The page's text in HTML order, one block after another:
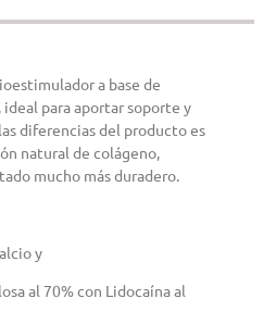
a base de
para aportar soporte y
diferencias del producto es
natural de colágeno,
mucho más duradero.
y
al 70% con Lidocaína al